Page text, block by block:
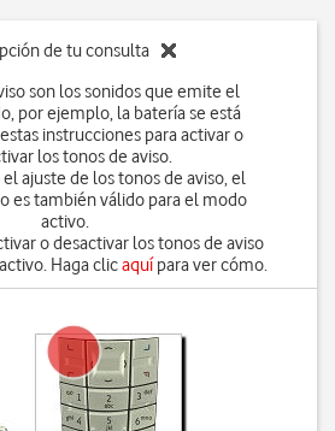
de tu consulta
son los sonidos que emite el
por ejemplo, la batería se está
instrucciones para activar o
los tonos de aviso.
ajuste de los tonos de aviso, el
es también válido para el modo
activo.
o desactivar los tonos de aviso
Haga clicaquípara ver cómo.